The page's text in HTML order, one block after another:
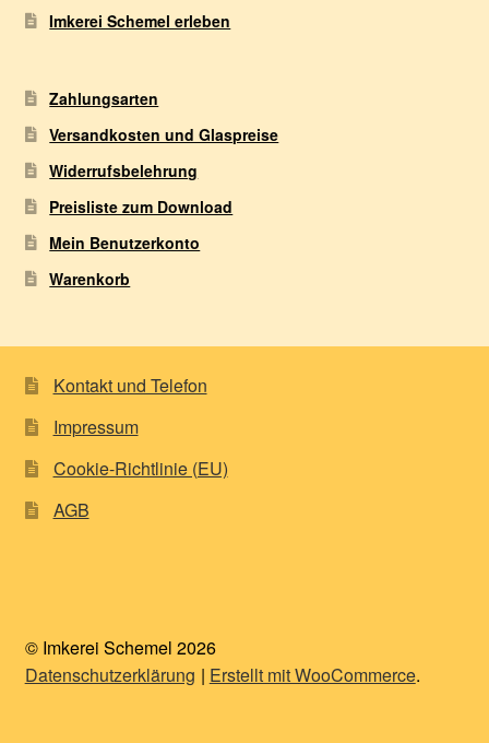
Imkerei Schemel erleben
Zahlungsarten
Versandkosten und Glaspreise
Widerrufsbelehrung
Preisliste zum Download
Mein Benutzerkonto
Warenkorb
Kontakt und Telefon
Impressum
Cookie-Richtlinie (EU)
AGB
© Imkerei Schemel 2026
Datenschutzerklärung
Erstellt mit WooCommerce.